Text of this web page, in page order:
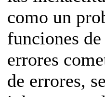
como un
funciones
errores
de errores,